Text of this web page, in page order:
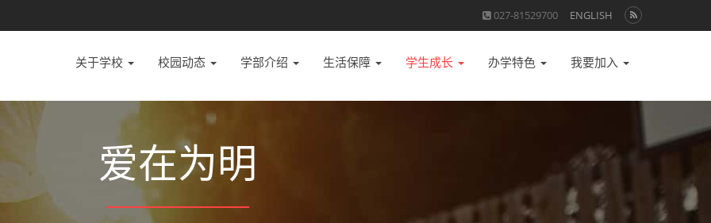
027-81529700 ENGLISH
关于学校 校园动态 学部介绍 生活保障 学生成长 办学特色 我要加入
爱在为明